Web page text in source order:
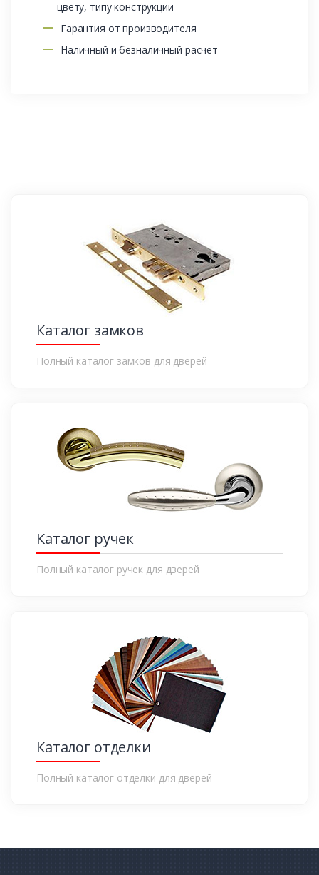
цвету, типу конструкции
Гарантия от производителя
Наличный и безналичный расчет
Каталог замков
Полный каталог замков для дверей
Каталог ручек
Полный каталог ручек для дверей
Каталог отделки
Полный каталог отделки для дверей